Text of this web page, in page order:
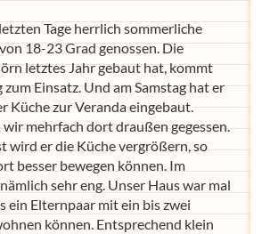
Tage herrlich sommerliche
18-23 Grad genossen. Die
letztes Jahr gebaut hat, kommt
Einsatz. Und am Samstag hat er
Küche zur Veranda eingebaut.
mehrfach dort draußen gegessen.
wird er die Küche vergrößern, so
besser bewegen können. Im
sehr eng. Unser Haus war mal
ein Elternpaar mit ein bis zwei
können. Entsprechend klein